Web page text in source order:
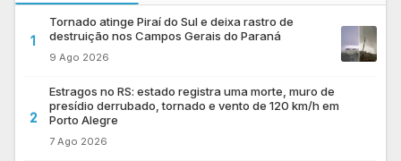
1
Tornado atinge Piraí do Sul e deixa rastro de
destruição nos Campos Gerais do Paraná
9 Ago 2026
2
Estragos no RS: estado registra uma morte, muro de
presídio derrubado, tornado e vento de 120 km/h em
Porto Alegre
7 Ago 2026